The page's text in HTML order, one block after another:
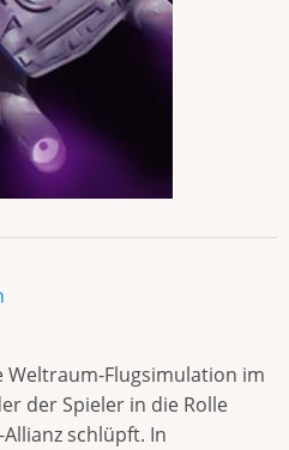
Weltraum-Flugsimulation im
der Spieler in die Rolle
schlüpft. In